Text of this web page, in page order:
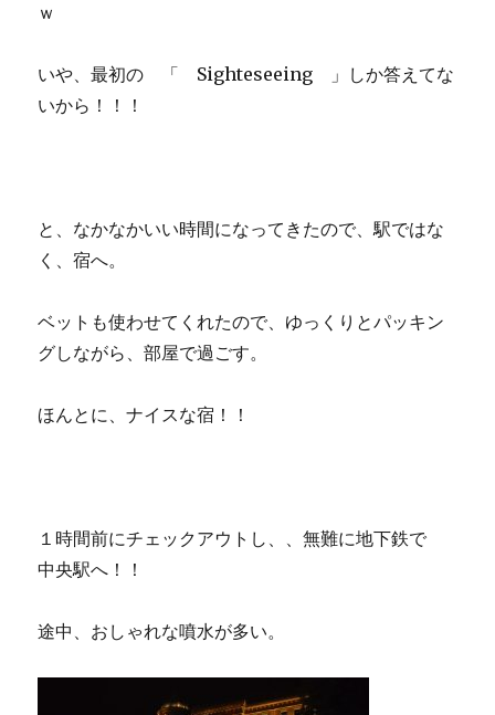
ｗ
いや、最初の 「 Sighteseeing 」しか答えてな
いから！！！
と、なかなかいい時間になってきたので、駅ではな
く、宿へ。
ベットも使わせてくれたので、ゆっくりとパッキン
グしながら、部屋で過ごす。
ほんとに、ナイスな宿！！
１時間前にチェックアウトし、、無難に地下鉄で
中央駅へ！！
途中、おしゃれな噴水が多い。